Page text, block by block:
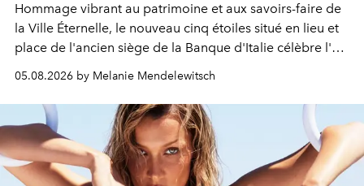
Hommage vibrant au patrimoine et aux savoirs-faire de
la Ville Éternelle, le nouveau cinq étoiles situé en lieu et
place de l'ancien siège de la Banque d'Italie célèbre l'art
de vivre Romain dans toute son élégance intemporelle.
05.08.2026 by Melanie Mendelewitsch